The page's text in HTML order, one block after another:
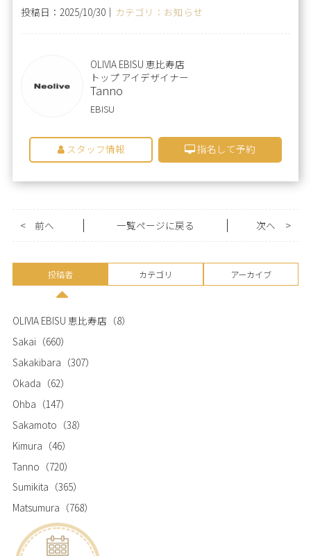
投稿日：2025/10/30｜ カテゴリ：お知らせ
OLIVIA EBISU 恵比寿店
トップ アイデザイナー
Tanno
EBISU
スタッフ情報 指名して予約
< 前へ 一覧ページに戻る >
次へ
投稿者 カテゴリ アーカイブ
OLIVIA EBISU 恵比寿店 （8）
Sakai （660）
Sakakibara （307）
Okada （62）
Ohba （147）
Sakamoto （38）
Kimura （46）
Tanno （720）
Sumikita （365）
Matsumura （768）